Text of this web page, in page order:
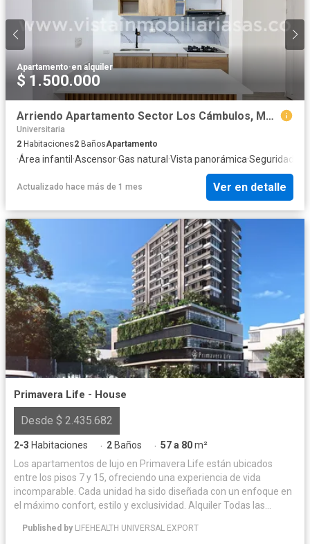
Apartamento·en alquiler
$ 1.500.000
Arriendo Apartamento Sector Los Cámbulos, Manizales
Universitaria
2 Habitaciones2 BañosApartamento
·Área infantil·Ascensor·Gas natural·Vista panorámica·Seguridad
Actualizado hace más de 1 mes Ver en detalle
Primavera Life - House
Desde $ 2.435.682
2-3 Habitaciones · 2 Baños · 57 a 80m²
Los apartamentos de lujo en Primavera Life están ubicados
entre los pisos 7 y 15, ofreciendo una experiencia de vida
incomparable. Cada unidad ha sido diseñada con un enfoque en
el máximo confort, estilo y exclusividad. Alquiler Todas las
parqueaderos y cuartos útiles) estarán disponibles para alquiler,
Published by LIFEHEALTH UNIVERSAL EXPORT